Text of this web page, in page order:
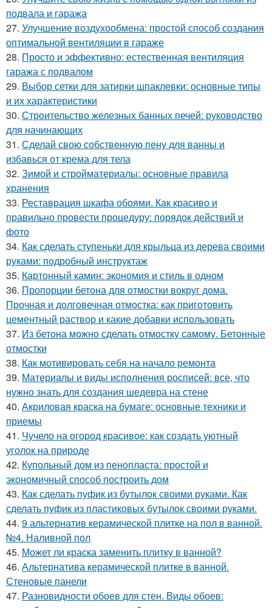
подвала и гаража
27. Улучшение воздухообмена: простой способ создания
оптимальной вентиляции в гараже
28. Просто и эффективно: естественная вентиляция
гаража с подвалом
29. Выбор сетки для затирки шпаклевки: основные типы
и их характеристики
30. Строительство железных банных печей: руководство
для начинающих
31. Сделай свою собственную пену для ванны и
избавься от крема для тела
32. Зимой и стройматериалы: основные правила
хранения
33. Реставрация шкафа обоями. Как красиво и
правильно провести процедуру: порядок действий и
фото
34. Как сделать ступеньки для крыльца из дерева своими
руками: подробный инструктаж
35. Картонный камин: экономия и стиль в одном
36. Пропорции бетона для отмостки вокруг дома.
Прочная и долговечная отмостка: как приготовить
цементный раствор и какие добавки использовать
37. Из бетона можно сделать отмостку самому. Бетонные
отмостки
38. Как мотивировать себя на начало ремонта
39. Материалы и виды исполнения росписей: все, что
нужно знать для создания шедевра на стене
40. Акриловая краска на бумаге: основные техники и
приемы
41. Чучело на огород красивое: как создать уютный
уголок на природе
42. Купольный дом из пенопласта: простой и
экономичный способ построить дом
43. Как сделать пуфик из бутылок своими руками. Как
сделать пуфик из пластиковых бутылок своими руками.
44. 9 альтернатив керамической плитке на пол в ванной.
№4. Наливной пол
45. Может ли краска заменить плитку в ванной?
46. Альтернатива керамической плитке в ванной.
Стеновые панели
47. Разновидности обоев для стен. Виды обоев: